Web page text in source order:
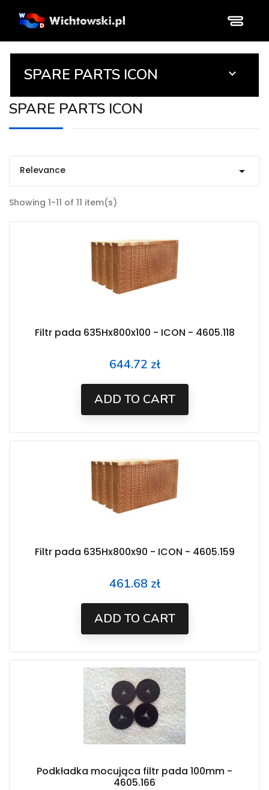
SPARE PARTS ICON 
SPARE PARTS ICON
Relevance 
Showing 1-11 of 11 item(s)
Filtr pada 635Hx800x100 - ICON - 4605.118
Price
644.72 zł
ADD TO CART
Filtr pada 635Hx800x90 - ICON - 4605.159
Price
461.68 zł
ADD TO CART
Podkładka mocująca filtr pada 100mm -
4605.166